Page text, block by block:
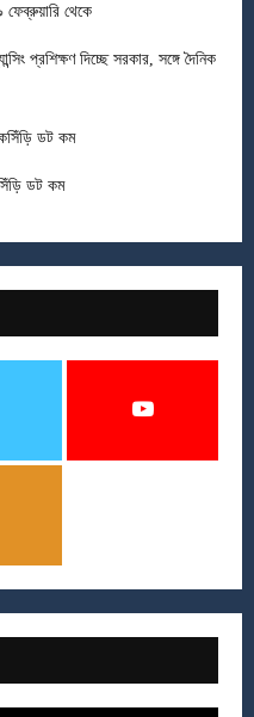
থেকে
প্রশিক্ষণ দিচ্ছে সরকার, সঙ্গে দৈনিক
ডট কম
ডট কম